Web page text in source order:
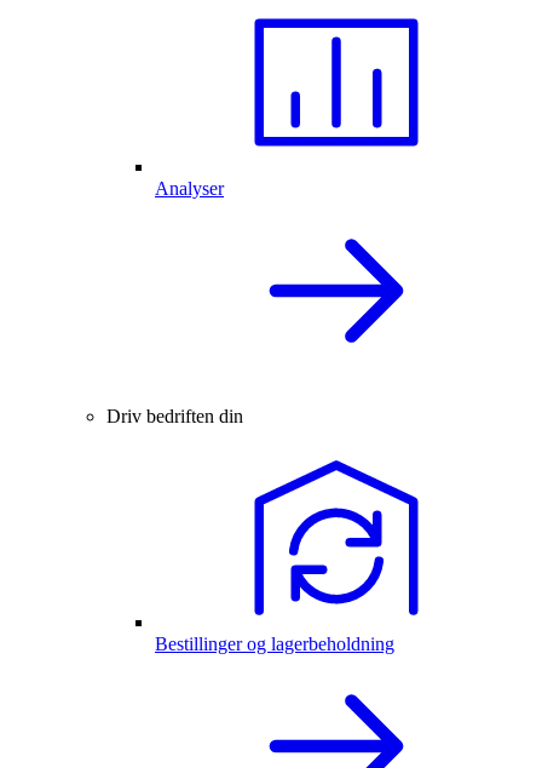
Analyser
Driv bedriften din
Bestillinger og lagerbeholdning